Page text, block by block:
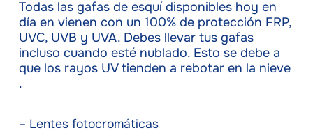
Todas las gafas de esquí disponibles hoy en
día en vienen con un 100% de protección FRP,
UVC, UVB y UVA. Debes llevar tus gafas
incluso cuando esté nublado. Esto se debe a
que los rayos UV tienden a rebotar en la nieve
.
– Lentes fotocromáticas